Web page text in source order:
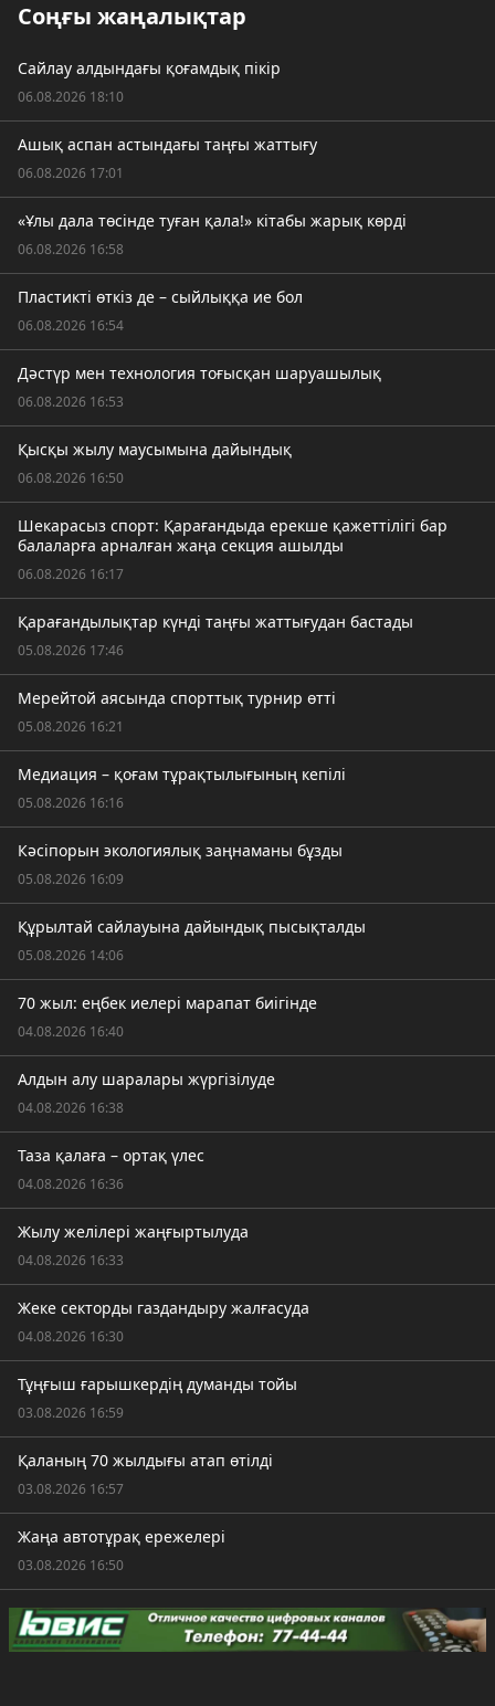
Соңғы жаңалықтар
Сайлау алдындағы қоғамдық пікір
06.08.2026 18:10
Ашық аспан астындағы таңғы жаттығу
06.08.2026 17:01
«Ұлы дала төсінде туған қала!» кітабы жарық көрді
06.08.2026 16:58
Пластикті өткіз де – сыйлыққа ие бол
06.08.2026 16:54
Дәстүр мен технология тоғысқан шаруашылық
06.08.2026 16:53
Қысқы жылу маусымына дайындық
06.08.2026 16:50
Шекарасыз спорт: Қарағандыда ерекше қажеттілігі бар
балаларға арналған жаңа секция ашылды
06.08.2026 16:17
Қарағандылықтар күнді таңғы жаттығудан бастады
05.08.2026 17:46
Мерейтой аясында спорттық турнир өтті
05.08.2026 16:21
Медиация – қоғам тұрақтылығының кепілі
05.08.2026 16:16
Кәсіпорын экологиялық заңнаманы бұзды
05.08.2026 16:09
Құрылтай сайлауына дайындық пысықталды
05.08.2026 14:06
70 жыл: еңбек иелері марапат биігінде
04.08.2026 16:40
Алдын алу шаралары жүргізілуде
04.08.2026 16:38
Таза қалаға – ортақ үлес
04.08.2026 16:36
Жылу желілері жаңғыртылуда
04.08.2026 16:33
Жеке секторды газдандыру жалғасуда
04.08.2026 16:30
Тұңғыш ғарышкердің думанды тойы
03.08.2026 16:59
Қаланың 70 жылдығы атап өтілді
03.08.2026 16:57
Жаңа автотұрақ ережелері
03.08.2026 16:50